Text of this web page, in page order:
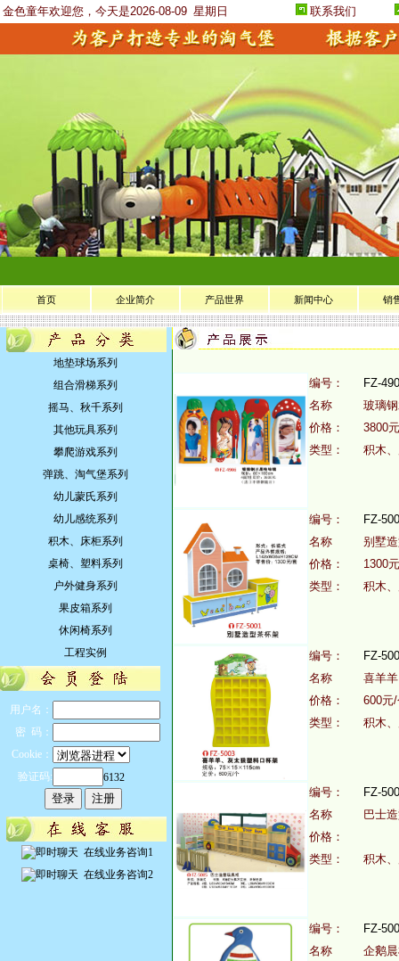
金色童年欢迎您，今天是2026-08-09 星期日 联系我们
首页 企业简介 产品世界 新闻中心 销
地垫球场系列
组合滑梯系列
摇马、秋千系列
其他玩具系列
攀爬游戏系列
弹跳、淘气堡系列
幼儿蒙氏系列
幼儿感统系列
积木、床柜系列
桌椅、塑料系列
户外健身系列
果皮箱系列
休闲椅系列
工程实例
用户名：
密 码：
Cookie：
验证码:
6132
在线业务咨询1
在线业务咨询2
编号：
FZ-
名称
玻璃
价格：
3800元
类型：
积木
编号：
FZ-
名称
别墅
价格：
1300
类型：
积木
编号：
FZ-
名称
喜羊
价格：
600元
类型：
积木
编号：
FZ-
名称
巴士
价格：
类型：
积木
编号：
FZ-
名称
企鹅